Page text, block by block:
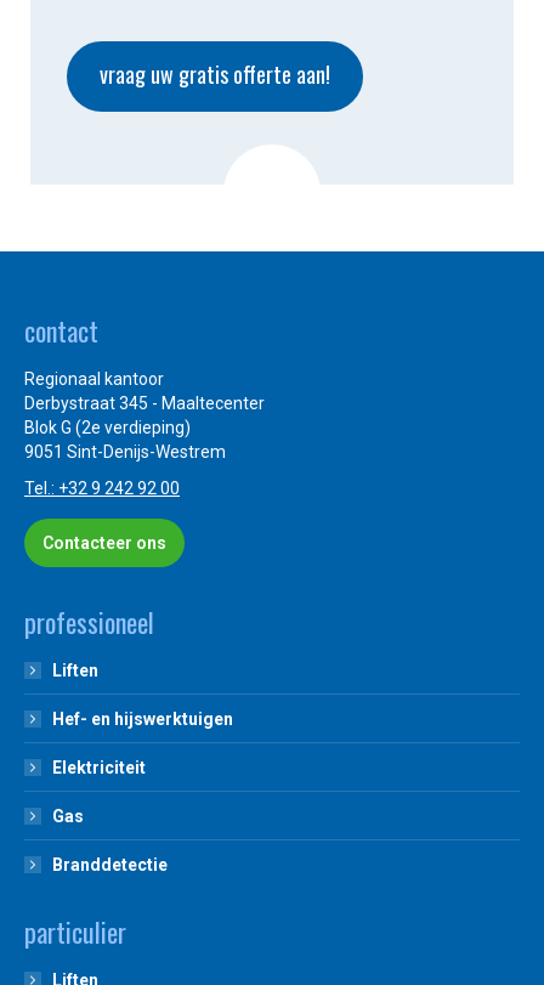
vraag uw gratis offerte aan!
contact
Regionaal kantoor
Derbystraat 345 - Maaltecenter
Blok G (2e verdieping)
9051 Sint-Denijs-Westrem
Tel.: +32 9 242 92 00
Contacteer ons
professioneel
Liften
Hef- en hijswerktuigen
Elektriciteit
Gas
Branddetectie
particulier
Liften